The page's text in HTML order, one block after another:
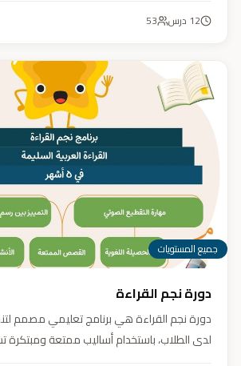
عقلك وتثري خيالك، لتمنحك رؤية جديدة للكون
12 درس 53
جميع المستويات
دورة نجم القراءة
دورة نجم القراءة هي برنامج تعليمي مصمم
لدى الطلاب، باستخدام أساليب ممتعة ومبتكرة